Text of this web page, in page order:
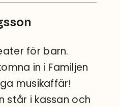
för barn.
in i Familjen
musikaffär!
står i kassan och